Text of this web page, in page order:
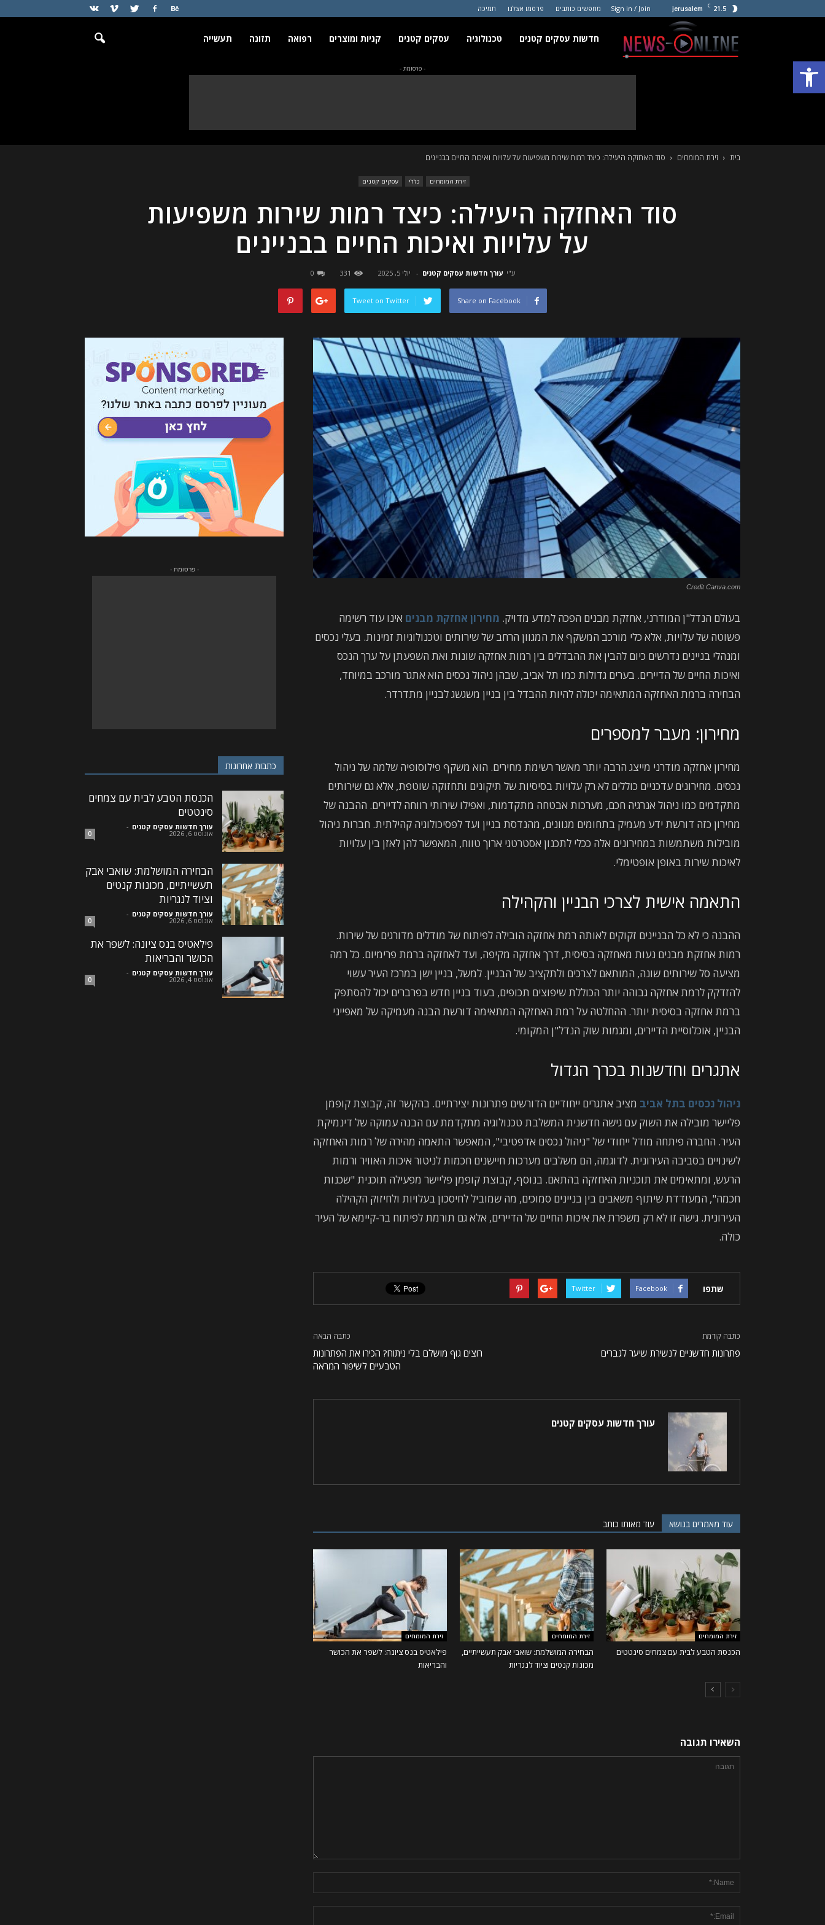
פתח סרגל נגישות
21.5
C
jerusalem
Sign in / Join מחפשים כותבים פרסמו אצלנו תמיכה
חדשות
חדשות עסקים קטנים טכנולוגיה עסקים קטנים קניות ומוצרים רפואה תזונה תעשייה
- פרסומת -
בית זירת המומחים סוד האחזקה היעילה: כיצד רמות שירות משפיעות על עלויות ואיכות החיים בבניינים
זירת המומחים כללי עסקים קטנים
סוד האחזקה היעילה: כיצד רמות שירות משפיעות
על עלויות ואיכות החיים בבניינים
ע"י עורך חדשות עסקים קטנים - יולי 5, 2025 331
0
Share on Facebook
Tweet on Twitter
Credit Canva.com
בעולם הנדל"ן המודרני, אחזקת מבנים הפכה למדע מדויק. מחירון אחזקת מבנים אינו עוד רשימה
פשוטה של עלויות, אלא כלי מורכב המשקף את המגוון הרחב של שירותים וטכנולוגיות זמינות. בעלי נכסים
ומנהלי בניינים נדרשים כיום להבין את ההבדלים בין רמות אחזקה שונות ואת השפעתן על ערך הנכס
ואיכות החיים של הדיירים. בערים גדולות כמו תל אביב, שבהן ניהול נכסים הוא אתגר מורכב במיוחד,
הבחירה ברמת האחזקה המתאימה יכולה להיות ההבדל בין בניין משגשג לבניין מתדרדר.
מחירון: מעבר למספרים
מחירון אחזקה מודרני מייצג הרבה יותר מאשר רשימת מחירים. הוא משקף פילוסופיה שלמה של ניהול
נכסים. מחירונים עדכניים כוללים לא רק עלויות בסיסיות של תיקונים ותחזוקה שוטפת, אלא גם שירותים
מתקדמים כמו ניהול אנרגיה חכם, מערכות אבטחה מתקדמות, ואפילו שירותי רווחה לדיירים. ההבנה של
מחירון כזה דורשת ידע מעמיק בתחומים מגוונים, מהנדסת בניין ועד לפסיכולוגיה קהילתית. חברות ניהול
מובילות משתמשות במחירונים אלה ככלי לתכנון אסטרטגי ארוך טווח, המאפשר להן לאזן בין עלויות
לאיכות שירות באופן אופטימלי.
התאמה אישית לצרכי הבניין והקהילה
ההבנה כי לא כל הבניינים זקוקים לאותה רמת אחזקה הובילה לפיתוח של מודלים מדורגים של שירות.
רמות אחזקת מבנים נעות מאחזקה בסיסית, דרך אחזקה מקיפה, ועד לאחזקה ברמת פרימיום. כל רמה
מציעה סל שירותים שונה, המותאם לצרכים ולתקציב של הבניין. למשל, בניין ישן במרכז העיר עשוי
להזדקק לרמת אחזקה גבוהה יותר הכוללת שיפוצים תכופים, בעוד בניין חדש בפרברים יכול להסתפק
ברמת אחזקה בסיסית יותר. ההחלטה על רמת האחזקה המתאימה דורשת הבנה מעמיקה של מאפייני
הבניין, אוכלוסיית הדיירים, ומגמות שוק הנדל"ן המקומי.
אתגרים וחדשנות בכרך הגדול
ניהול נכסים בתל אביב מציב אתגרים ייחודיים הדורשים פתרונות יצירתיים. בהקשר זה, קבוצת קופמן
פליישר מובילה את השוק עם גישה חדשנית המשלבת טכנולוגיה מתקדמת עם הבנה עמוקה של דינמיקת
העיר. החברה פיתחה מודל ייחודי של "ניהול נכסים אדפטיבי", המאפשר התאמה מהירה של רמות האחזקה
לשינויים בסביבה העירונית. לדוגמה, הם משלבים מערכות חיישנים חכמות לניטור איכות האוויר ורמות
הרעש, ומתאימים את תוכניות האחזקה בהתאם. בנוסף, קבוצת קופמן פליישר מפעילה תוכנית "שכנות
חכמה", המעודדת שיתוף משאבים בין בניינים סמוכים, מה שמוביל לחיסכון בעלויות ולחיזוק הקהילה
העירונית. גישה זו לא רק משפרת את איכות החיים של הדיירים, אלא גם תורמת לפיתוח בר-קיימא של העיר
כולה.
שתפו Facebook
Twitter
כתבה קודמת
פתרונות חדשניים לנשירת שיער לגברים
כתבה הבאה
רוצים גוף מושלם בלי ניתוח? הכירו את הפתרונות
הטבעיים לשיפור המראה
עורך חדשות עסקים קטנים
עוד מאמרים בנושא עוד מאותו כותב
זירת המומחים
הכנסת הטבע לבית עם צמחים סינטטים
זירת המומחים
הבחירה המושלמת: שואבי אבק תעשייתיים,
מכונות קנטים וציוד לנגריות
זירת המומחים
פילאטיס בנס ציונה: לשפר את הכושר
והבריאות
השאירו תגובה
- פרסומת -
כתבות אחרונות
הכנסת הטבע לבית עם צמחים
סינטטים
עורך חדשות עסקים קטנים -
אוגוסט 6, 2026 0
הבחירה המושלמת: שואבי אבק
תעשייתיים, מכונות קנטים
וציוד לנגריות
עורך חדשות עסקים קטנים -
אוגוסט 6, 2026 0
פילאטיס בנס ציונה: לשפר את
הכושר והבריאות
עורך חדשות עסקים קטנים -
אוגוסט 4, 2026 0